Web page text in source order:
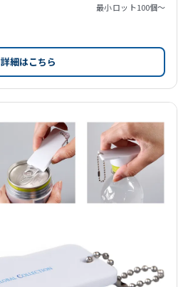
最小ロット100個〜
詳細はこちら